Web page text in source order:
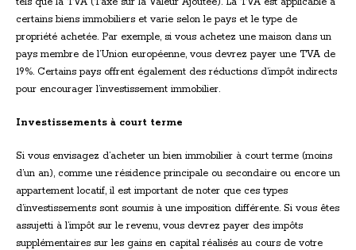
certains biens immobiliers et varie selon le pays et le type de
propriété achetée. Par exemple, si vous achetez une maison dans un
pays membre de l’Union européenne, vous devrez payer une TVA de
19%. Certains pays offrent également des réductions d’impôt indirects
pour encourager l’investissement immobilier.
Investissements à court terme
Si vous envisagez d’acheter un bien immobilier à court terme (moins
d’un an), comme une résidence principale ou secondaire ou encore un
appartement locatif, il est important de noter que ces types
d’investissements sont soumis à une imposition différente. Si vous êtes
assujetti à l’impôt sur le revenu, vous devrez payer des impôts
supplémentaires sur les gains en capital réalisés au cours de votre